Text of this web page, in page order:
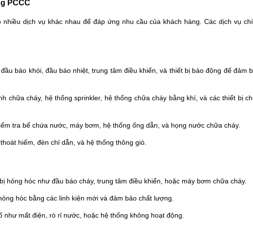
PCCC
nhiều dịch vụ khác nhau để đáp ứng nhu cầu của khách hàng. Các dịch vụ
báo khói, đầu báo nhiệt, trung tâm điều khiển, và thiết bị báo động để đảm
chữa cháy, hệ thống sprinkler, hệ thống chữa cháy bằng khí, và các thiết bị
tra bể chứa nước, máy bơm, hệ thống ống dẫn, và họng nước chữa cháy.
hiểm, đèn chỉ dẫn, và hệ thống thông gió.
hỏng hóc như đầu báo cháy, trung tâm điều khiển, hoặc máy bơm chữa cháy.
hóc bằng các linh kiện mới và đảm bảo chất lượng.
mất điện, rò rỉ nước, hoặc hệ thống không hoạt động.